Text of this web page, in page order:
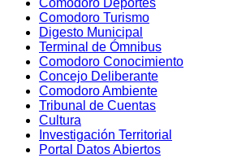
Comodoro Deportes
Comodoro Turismo
Digesto Municipal
Terminal de Ómnibus
Comodoro Conocimiento
Concejo Deliberante
Comodoro Ambiente
Tribunal de Cuentas
Cultura
Investigación Territorial
Portal Datos Abiertos